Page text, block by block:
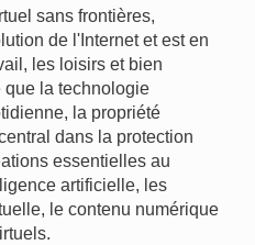
sans frontières,
de l'Internet et est en
les loisirs et bien
que la technologie
la propriété
dans la protection
essentielles au
artificielle, les
le contenu numérique